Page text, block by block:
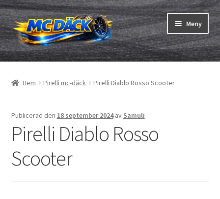
Hoppa
till
navigering
Hoppa
till
innehåll
Meny
Däck
Slangar & fälgband
Beställning
Däck ABC
Däcktest
Hem Pirelli mc-däck Pirelli Diablo Rosso Scooter
Publicerad den 18 september 2024 av Samuli
Pirelli Diablo Rosso
Scooter